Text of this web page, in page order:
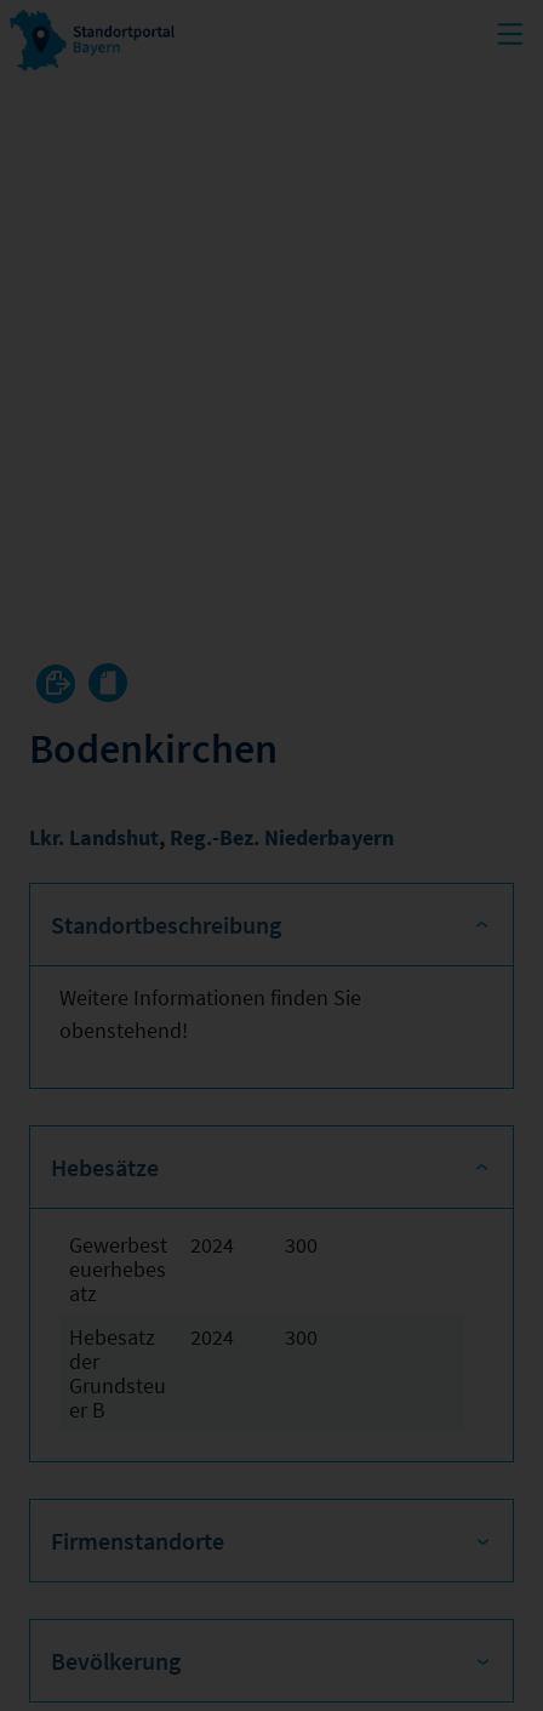
Bodenkirchen
Lkr. Landshut, Reg.-Bez. Niederbayern
Standortbeschreibung
Weitere Informationen finden Sie
obenstehend!
Hebesätze
Gewerbest
euerhebes
atz
2024 300
Hebesatz
der
Grundsteu
er B
2024 300
Firmenstandorte
Bevölkerung